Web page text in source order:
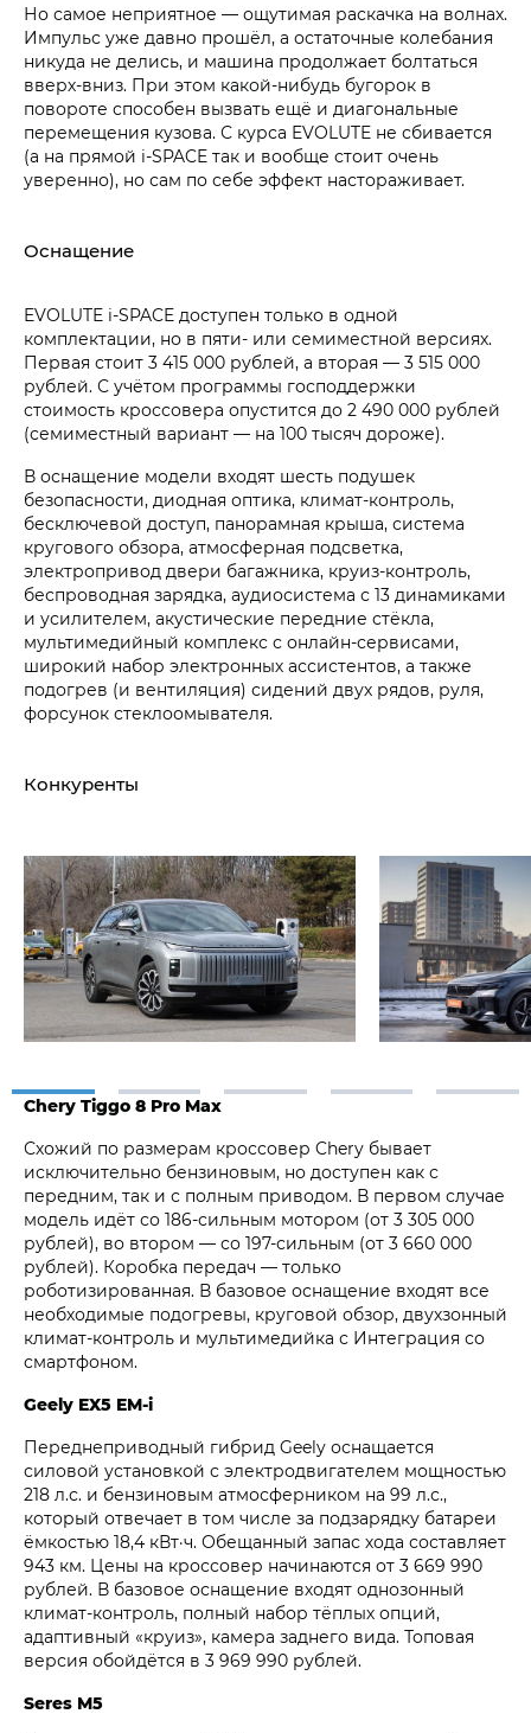
Но самое неприятное — ощутимая раскачка на волнах.
Импульс уже давно прошёл, а остаточные колебания
никуда не делись, и машина продолжает болтаться
вверх-вниз. При этом какой-нибудь бугорок в
повороте способен вызвать ещё и диагональные
перемещения кузова. С курса EVOLUTE не сбивается
(а на прямой i‑SPACE так и вообще стоит очень
уверенно), но сам по себе эффект настораживает.
Оснащение
EVOLUTE i‑SPACE доступен только в одной
комплектации, но в пяти- или семиместной версиях.
Первая стоит 3 415 000 рублей, а вторая — 3 515 000
рублей. С учётом программы господдержки
стоимость кроссовера опустится до 2 490 000 рублей
(семиместный вариант — на 100 тысяч дороже).
В оснащение модели входят шесть подушек
безопасности, диодная оптика, климат-контроль,
бесключевой доступ, панорамная крыша, система
кругового обзора, атмосферная подсветка,
электропривод двери багажника, круиз-контроль,
беспроводная зарядка, аудиосистема с 13 динамиками
и усилителем, акустические передние стёкла,
мультимедийный комплекс с онлайн-сервисами,
широкий набор электронных ассистентов, а также
подогрев (и вентиляция) сидений двух рядов, руля,
форсунок стеклоомывателя.
Конкуренты
Chery Tiggo 8 Pro Max
Схожий по размерам кроссовер Chery бывает
исключительно бензиновым, но доступен как с
передним, так и с полным приводом. В первом случае
модель идёт со 186-сильным мотором (от 3 305 000
рублей), во втором — со 197-сильным (от 3 660 000
рублей). Коробка передач — только
роботизированная. В базовое оснащение входят все
необходимые подогревы, круговой обзор, двухзонный
климат-контроль и мультимедийка с Интеграция со
смартфоном.
Geely EX5 EM-i
Переднеприводный гибрид Geely оснащается
силовой установкой с электродвигателем мощностью
218 л.с. и бензиновым атмосферником на 99 л.с.,
который отвечает в том числе за подзарядку батареи
ёмкостью 18,4 кВт·ч. Обещанный запас хода составляет
943 км. Цены на кроссовер начинаются от 3 669 990
рублей. В базовое оснащение входят однозонный
климат-контроль, полный набор тёплых опций,
адаптивный «круиз», камера заднего вида. Топовая
версия обойдётся в 3 969 990 рублей.
Seres M5